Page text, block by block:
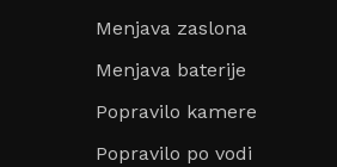
Menjava zaslona
Menjava baterije
Popravilo kamere
Popravilo po vodi